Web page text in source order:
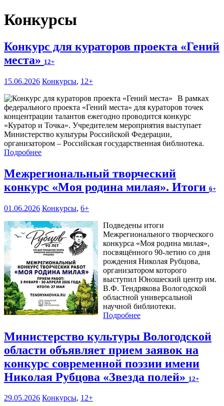
Конкурсы
Конкурс для кураторов проекта «Гений
места» 12+
15.06.2026 Конкурсы, 12+
В рамках
федерального проекта «Гений места» для кураторов точек
концентрации талантов ежегодно проводится конкурс
«Куратор и Точка». Учредителем мероприятия выступает
Министерство культуры Российской Федерации,
организатором – Российская государственная библиотека.
Подробнее
Межрегиональный творческий
конкурс «Моя родина милая». Итоги 6+
01.06.2026 Конкурсы, 6+
Подведены итоги
Межрегионального творческого
конкурса «Моя родина милая»,
посвящённого 90-летию со дня
рождения Николая Рубцова,
организатором которого
выступил Юношеский центр им.
В.Ф. Тендрякова Вологодской
областной универсальной
научной библиотеки.
Подробнее
Министерство культуры Вологодской
области объявляет прием заявок на
конкурс современной поэзии имени
Николая Рубцова «Звезда полей» 12+
29.05.2026 Конкурсы, 12+